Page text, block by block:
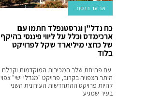
אביעד ברטוב
כח נדל”ן וגרסטנפלד חתמו עם
ארכימדס וכלל על ליווי פיננסי בהיקף
של כחצי מיליארד שקל לפרויקט
בלוד
עם פתיחת שלב המכירות המוקדמות וקבלת
היתר הצפויה בקרוב, פרויקט "מגדלי ישי" צפוי
להיות פרויקט ההתחדשות העירונית השני
בעיר שמגיע